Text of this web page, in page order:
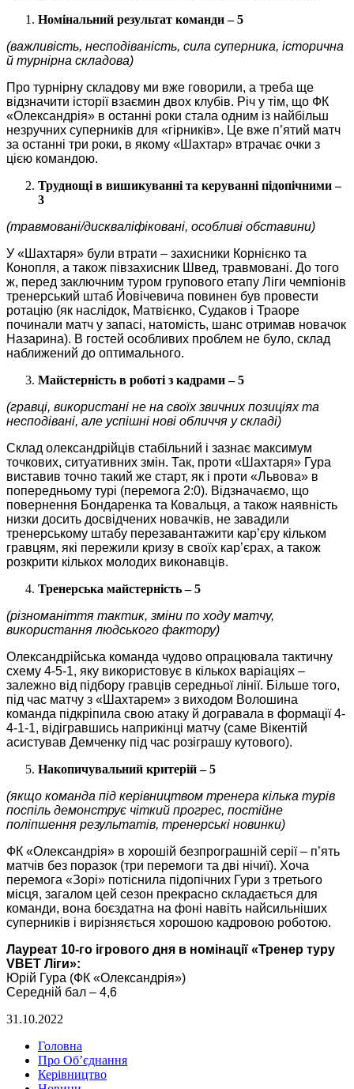
Номінальний результат команди – 5
(важливість, несподіваність, сила суперника, історична
й турнірна складова)
Про турнірну складову ми вже говорили, а треба ще
відзначити історії взаємин двох клубів. Річ у тім, що ФК
«Олександрія» в останні роки стала одним із найбільш
незручних суперників для «гірників». Це вже п’ятий матч
за останні три роки, в якому «Шахтар» втрачає очки з
цією командою.
Труднощі в вишикуванні та керуванні підопічними –
3
(травмовані/дискваліфіковані, особливі обставини)
У «Шахтаря» були втрати – захисники Корнієнко та
Конопля, а також півзахисник Швед, травмовані. До того
ж, перед заключним туром групового етапу Ліги чемпіонів
тренерський штаб Йовічевича повинен був провести
ротацію (як наслідок, Матвієнко, Судаков і Траоре
починали матч у запасі, натомість, шанс отримав новачок
Назарина). В гостей особливих проблем не було, склад
наближений до оптимального.
Майстерність в роботі з кадрами – 5
(гравці, використані не на своїх звичних позиціях та
несподівані, але успішні нові обличчя у складі)
Склад олександрійців стабільний і зазнає максимум
точкових, ситуативних змін. Так, проти «Шахтаря» Гура
виставив точно такий же старт, як і проти «Львова» в
попередньому турі (перемога 2:0). Відзначаємо, що
повернення Бондаренка та Ковальця, а також наявність
низки досить досвідчених новачків, не завадили
тренерському штабу перезавантажити кар’єру кільком
гравцям, які пережили кризу в своїх кар’єрах, а також
розкрити кількох молодих виконавців.
Тренерська майстерність – 5
(різноманіття тактик, зміни по ходу матчу,
використання людського фактору)
Олександрійська команда чудово опрацювала тактичну
схему 4-5-1, яку використовує в кількох варіаціях –
залежно від підбору гравців середньої лінії. Більше того,
під час матчу з «Шахтарем» з виходом Волошина
команда підкріпила свою атаку й догравала в формації 4-
4-1-1, відігравшись наприкінці матчу (саме Вікентій
асистував Демченку під час розіграшу кутового).
Накопичувальний критерій – 5
(якщо команда під керівництвом тренера кілька турів
поспіль демонструє чіткий прогрес, постійне
поліпшення результатів, тренерські новинки)
ФК «Олександрія» в хорошій безпрограшній серії – п’ять
матчів без поразок (три перемоги та дві нічиї). Хоча
перемога «Зорі» потіснила підопічних Гури з третього
місця, загалом цей сезон прекрасно складається для
команди, вона боєздатна на фоні навіть найсильніших
суперників і вирізняється хорошою кадровою роботою.
Лауреат 10-го ігрового дня в номінації «Тренер туру
VBET Ліги»:
Юрій Гура (ФК «Олександрія»)
Середній бал – 4,6
31.10.2022
Головна
Про Об’єднання
Керівництво